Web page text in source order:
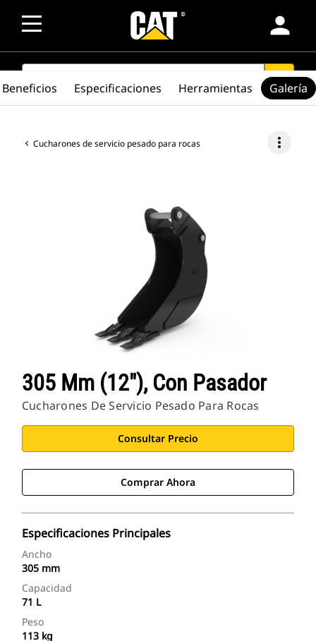
person
SEARCH search
Cucharones de servicio pesado para rocas more_vert
305 Mm (12"), Con Pasador
Cucharones De Servicio Pesado Para Rocas
Consultar Precio
Comprar Ahora
Especificaciones Principales
Ancho
305 mm
Capacidad
71 L
Peso
113 kg
Beneficios Especificaciones Herramientas Galería